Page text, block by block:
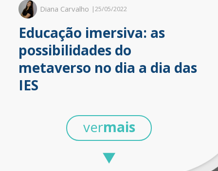
Diana Carvalho |25/05/2022
Educação imersiva: as
possibilidades do
metaverso no dia a dia das
IES
vermais